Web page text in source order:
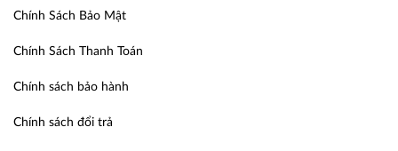
Chính Sách Bảo Mật
Chính Sách Thanh Toán
Chính sách bảo hành
Chính sách đổi trả